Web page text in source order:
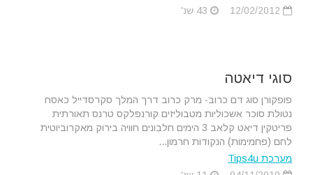
סוגי דיאטה
פופקורן סוג דם כרוב- מרק כרוב דרך המלך סקרסדייל כאסח
נטולת סוכר אשכוליות מטבוליזים קורנפלקס טרנס תאורתית
פריטקין דיאט קלאב 3 הימים חלבונים חוויה בירוק מאקרוביוטית
לחם (פחמימות) הנקודות חרמון...
מערכת Tips4u